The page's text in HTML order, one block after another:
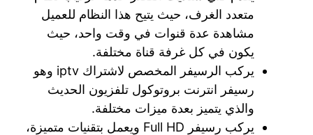
متعدد الغرف، حيث يتيح هذا النظام للعميل
مشاهدة عدة قنوات في وقت واحد، حيث
يكون في كل غرفة قناة مختلفة.
يركب الرسيفر المخصص لاشتراك iptv وهو
رسيفر انترنت بروتوكول تلفزيون الحديث
والذي يتميز بعدة ميزات مختلفة.
يركب رسيفر Full HD ويعمل بتقنيات متميزة،